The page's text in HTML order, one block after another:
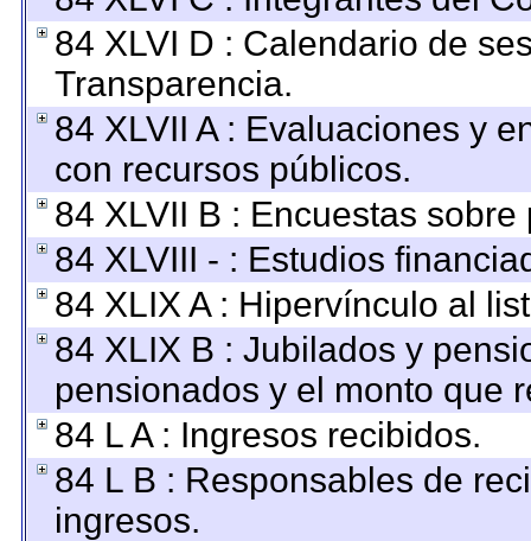
84 XLVI D : Calendario de
Transparencia.
84 XLVII A : Evaluaciones y
con recursos públicos.
84 XLVII B : Encuestas sobre
84 XLVIII - : Estudios
84 XLIX A : Hipervínculo al
84 XLIX B : Jubilados y
pensionados y el monto que
84 L A : Ingresos recibidos.
84 L B : Responsables de
ingresos.